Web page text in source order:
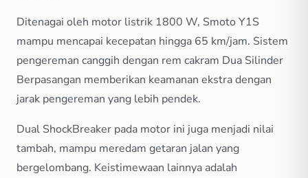
Ditenagai oleh motor listrik 1800 W, Smoto Y1S
mampu mencapai kecepatan hingga 65 km/jam. Sistem
pengereman canggih dengan rem cakram Dua Silinder
Berpasangan memberikan keamanan ekstra dengan
jarak pengereman yang lebih pendek.
Dual ShockBreaker pada motor ini juga menjadi nilai
tambah, mampu meredam getaran jalan yang
bergelombang. Keistimewaan lainnya adalah